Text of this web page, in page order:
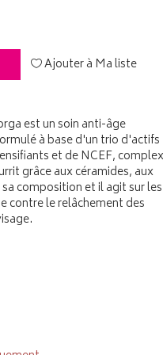
Ajouter à Ma liste
est un soin anti-âge
à base d'un trio d'actifs
et de NCEF,
grâce aux céramides, aux
composition et il agit sur les
contre le relâchement des